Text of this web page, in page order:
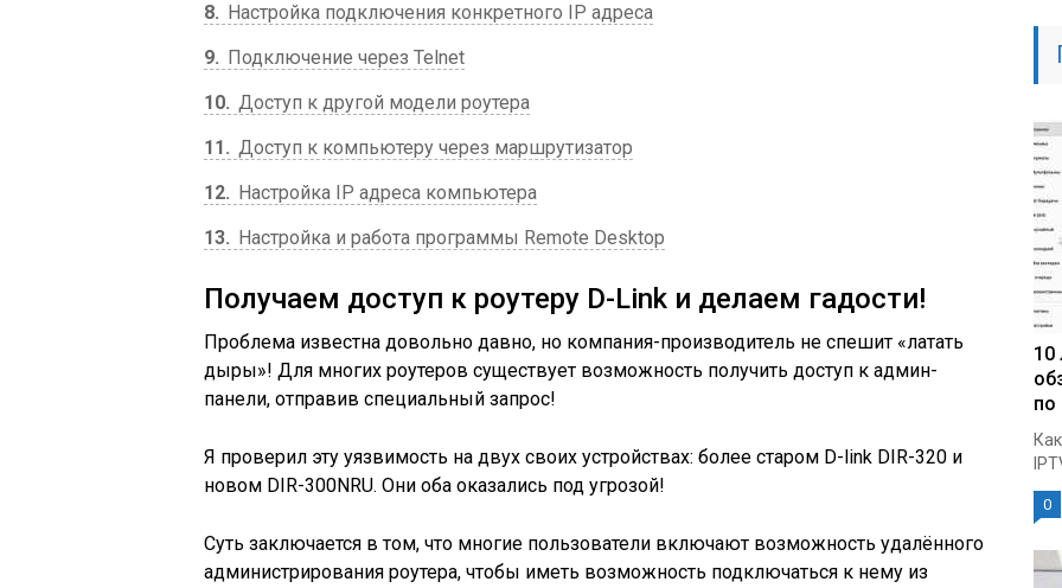
8
Настройка подключения конкретного IP адреса
9
Подключение через Telnet
10 Доступ к другой модели роутера
11
Доступ к компьютеру через маршрутизатор
12
Настройка IP адреса компьютера
13
Настройка и работа программы Remote Desktop
Получаем доступ к роутеру D-Link и делаем гадости!
Проблема известна довольно давно, но компания-производитель не спешит «латать
дыры»! Для многих роутеров существует возможность получить доступ к админ-
панели, отправив специальный запрос!
Я проверил эту уязвимость на двух своих устройствах: более старом D-link DIR-320 и
новом DIR-300NRU. Они оба оказались под угрозой!
Суть заключается в том, что многие пользователи включают возможность удалённого
администрирования роутера, чтобы иметь возможность подключаться к нему из
10
по
0